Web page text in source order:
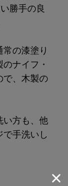
勝手の良
の漆塗り
ナイフ・
で、木製の
い方も、他
手洗いし